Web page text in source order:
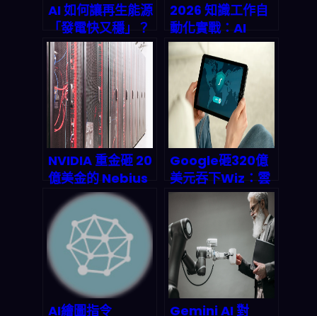
AI 如何讓再生能源
「發電快又穩」？
深度解析 AI 驅動
力、節能數據與
2026 市場預測
2026 知識工作自
動化實戰：AI
Agent 配 n8n 如
何讓你節省 80%
時間
NVIDIA 重金砸 20
億美金的 Nebius
是誰？揭開 AI 雲
端 infra 的躺平賺
錢密碼
Google砸320億
美元吞下Wiz：雲
端安全市場的AI革
命已經開始
AI繪圖指令 Gemini AI 對